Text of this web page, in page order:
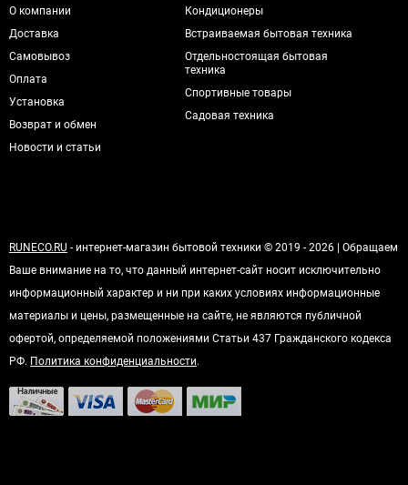
О компании
Доставка
Самовывоз
Оплата
Установка
Возврат и обмен
Новости и статьи
Кондиционеры
Встраиваемая бытовая техника
Отдельностоящая бытовая
техника
Спортивные товары
Садовая техника
RUNECO.RU - интернет-магазин бытовой техники © 2019 - 2026 | Обращаем
Ваше внимание на то, что данный интернет-сайт носит исключительно
информационный характер и ни при каких условиях информационные
материалы и цены, размещенные на сайте, не являются публичной
офертой, определяемой положениями Статьи 437 Гражданского кодекса
РФ. Политика конфиденциальности.